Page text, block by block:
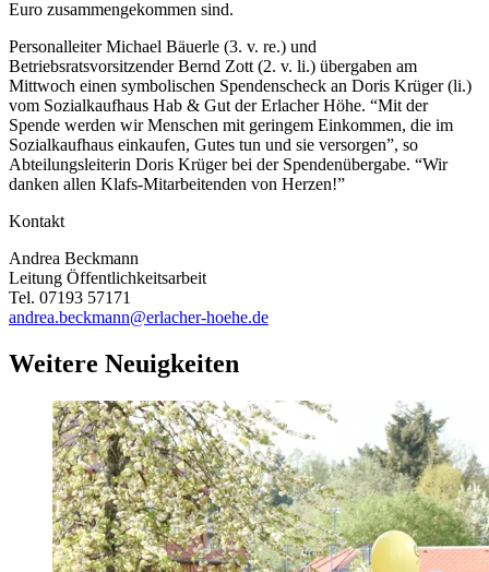
Euro zusammengekommen sind.
Personalleiter Michael Bäuerle (3. v. re.) und
Betriebsratsvorsitzender Bernd Zott (2. v. li.) übergaben am
Mittwoch einen symbolischen Spendenscheck an Doris Krüger (li.)
vom Sozialkaufhaus Hab & Gut der Erlacher Höhe. “Mit der
Spende werden wir Menschen mit geringem Einkommen, die im
Sozialkaufhaus einkaufen, Gutes tun und sie versorgen”, so
Abteilungsleiterin Doris Krüger bei der Spendenübergabe. “Wir
danken allen Klafs-Mitarbeitenden von Herzen!”
Kontakt
Andrea Beckmann
Leitung Öffentlichkeitsarbeit
Tel. 07193 57171
andrea.beckmann@erlacher-hoehe.de
Weitere Neuigkeiten